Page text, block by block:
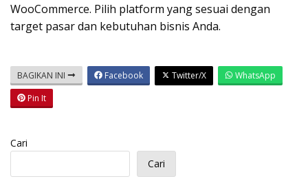
WooCommerce. Pilih platform yang sesuai dengan
target pasar dan kebutuhan bisnis Anda.
BAGIKAN INI Facebook Twitter/X
WhatsApp
Pin It
Cari
Cari